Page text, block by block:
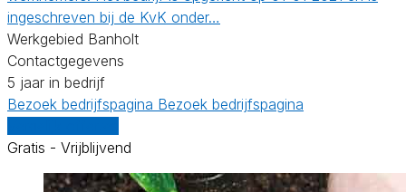
ingeschreven bij de KvK onder…
Werkgebied Banholt
Contactgegevens
5 jaar in bedrijf
Bezoek bedrijfspagina Bezoek bedrijfspagina
Gratis - Vrijblijvend